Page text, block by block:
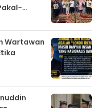
Wartawan